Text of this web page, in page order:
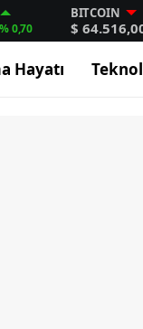
% 0,70
BITCOIN
$
Hayatı